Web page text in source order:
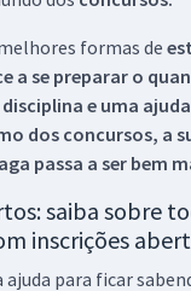
formas de
a se preparar o
e uma
dos concursos, a
passa a ser bem
saiba sobre
inscrições
para ficar